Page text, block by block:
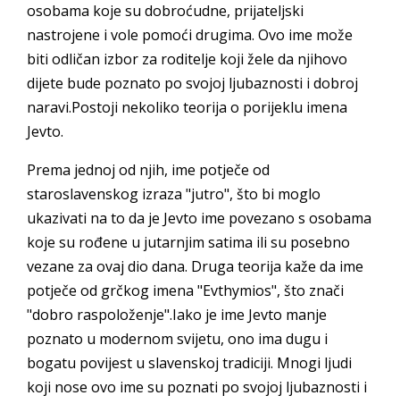
osobama koje su dobroćudne, prijateljski
nastrojene i vole pomoći drugima. Ovo ime može
biti odličan izbor za roditelje koji žele da njihovo
dijete bude poznato po svojoj ljubaznosti i dobroj
naravi.Postoji nekoliko teorija o porijeklu imena
Jevto.
Prema jednoj od njih, ime potječe od
staroslavenskog izraza "jutro", što bi moglo
ukazivati na to da je Jevto ime povezano s osobama
koje su rođene u jutarnjim satima ili su posebno
vezane za ovaj dio dana. Druga teorija kaže da ime
potječe od grčkog imena "Evthymios", što znači
"dobro raspoloženje".Iako je ime Jevto manje
poznato u modernom svijetu, ono ima dugu i
bogatu povijest u slavenskoj tradiciji. Mnogi ljudi
koji nose ovo ime su poznati po svojoj ljubaznosti i